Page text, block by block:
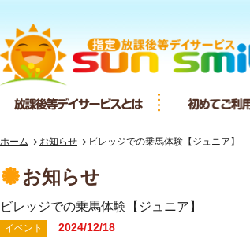
放課後等デイサー
ホーム お知らせ ビレッジでの乗馬体験【ジュニア】
お知らせ
ビレッジでの乗馬体験【ジュニア】
イベント 2024/12/18